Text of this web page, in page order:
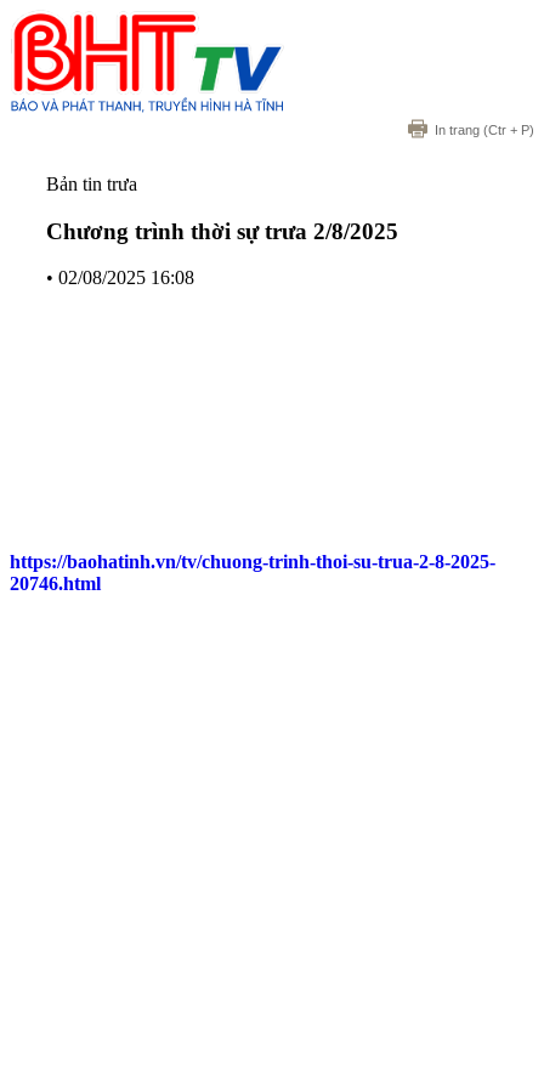
In trang (Ctr + P)
Bản tin trưa
Chương trình thời sự trưa 2/8/2025
• 02/08/2025 16:08
https://baohatinh.vn/tv/chuong-trinh-thoi-su-trua-2-8-2025-
20746.html